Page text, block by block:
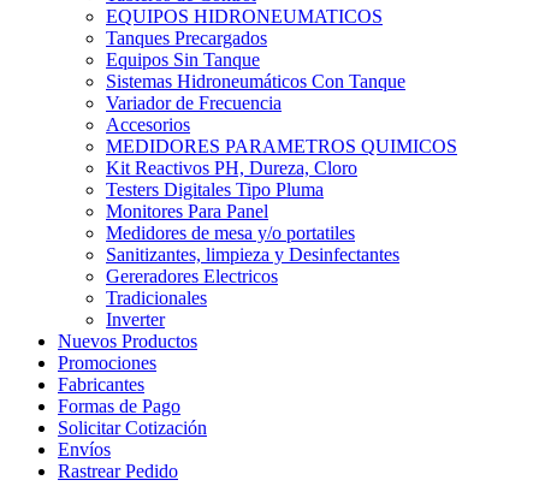
EQUIPOS HIDRONEUMATICOS
Tanques Precargados
Equipos Sin Tanque
Sistemas Hidroneumáticos Con Tanque
Variador de Frecuencia
Accesorios
MEDIDORES PARAMETROS QUIMICOS
Kit Reactivos PH, Dureza, Cloro
Testers Digitales Tipo Pluma
Monitores Para Panel
Medidores de mesa y/o portatiles
Sanitizantes, limpieza y Desinfectantes
Gereradores Electricos
Tradicionales
Inverter
Nuevos Productos
Promociones
Fabricantes
Formas de Pago
Solicitar Cotización
Envíos
Rastrear Pedido